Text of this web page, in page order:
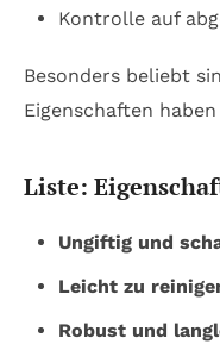
Kontrolle auf
Besonders beliebt
Eigenschaften
Liste:
Ungiftig und
Leicht zu
Robust und